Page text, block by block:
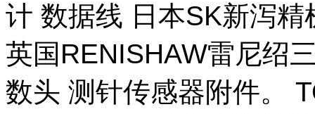
计 数据线 日本SK新泻
英国RENISHAW雷尼绍
数头 测针传感器附件。